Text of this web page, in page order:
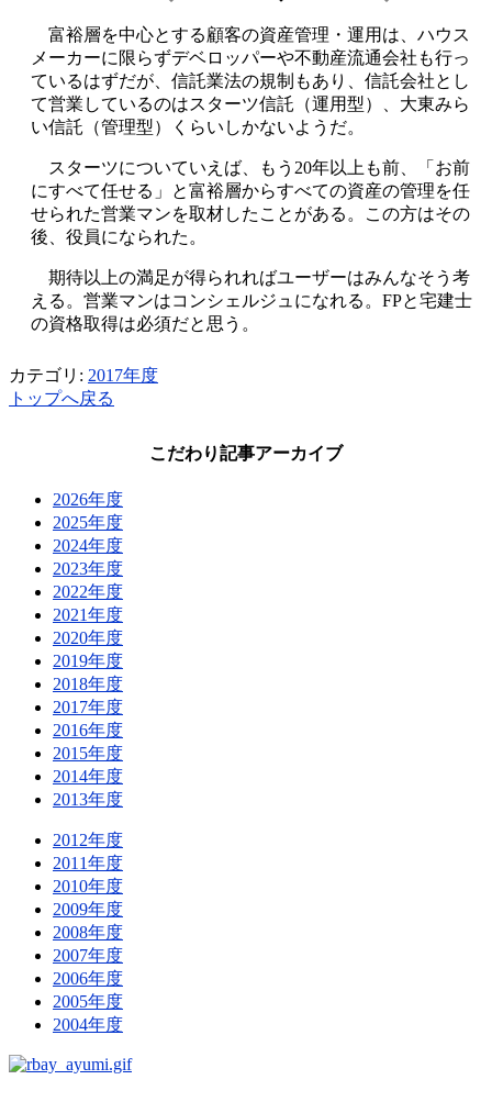
富裕層を中心とする顧客の資産管理・運用は、ハウス
メーカーに限らずデベロッパーや不動産流通会社も行っ
ているはずだが、信託業法の規制もあり、信託会社とし
て営業しているのはスターツ信託（運用型）、大東みら
い信託（管理型）くらいしかないようだ。
スターツについていえば、もう20年以上も前、「お前
にすべて任せる」と富裕層からすべての資産の管理を任
せられた営業マンを取材したことがある。この方はその
後、役員になられた。
期待以上の満足が得られればユーザーはみんなそう考
える。営業マンはコンシェルジュになれる。FPと宅建士
の資格取得は必須だと思う。
カテゴリ: 2017年度
トップへ戻る
こだわり記事アーカイブ
2026年度
2025年度
2024年度
2023年度
2022年度
2021年度
2020年度
2019年度
2018年度
2017年度
2016年度
2015年度
2014年度
2013年度
2012年度
2011年度
2010年度
2009年度
2008年度
2007年度
2006年度
2005年度
2004年度